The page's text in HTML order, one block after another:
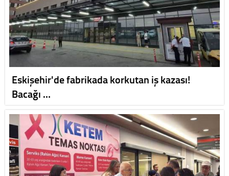
Eskişehir'de fabrikada korkutan iş kazası!
Bacağı …